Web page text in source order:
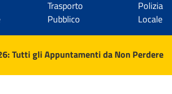
Trasporto
Pubblico
Polizia
Locale
Tutti gli Appuntamenti da Non Perdere